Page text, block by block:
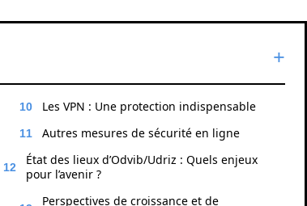
Les VPN : Une protection indispensable
Autres mesures de sécurité en ligne
État des lieux d’Odvib/Udriz : Quels enjeux
pour l’avenir ?
Perspectives de croissance et de